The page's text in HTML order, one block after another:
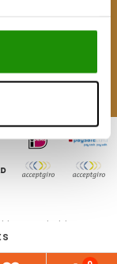
by emarkable